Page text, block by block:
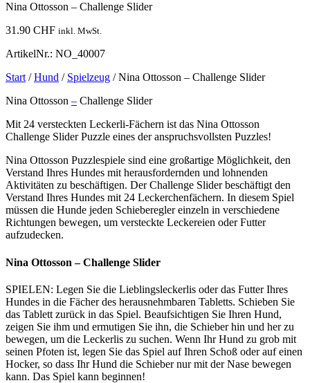
Nina Ottosson – Challenge Slider
31.90 CHF inkl. MwSt.
ArtikelNr.: NO_40007
Start/Hund / Spielzeug / Nina Ottosson – Challenge Slider
Nina Ottosson – Challenge Slider
Mit 24 versteckten Leckerli-Fächern ist das Nina Ottosson
Challenge Slider Puzzle eines der anspruchsvollsten Puzzles!
Nina Ottosson Puzzlespiele sind eine großartige Möglichkeit, den
Verstand Ihres Hundes mit herausfordernden und lohnenden
Aktivitäten zu beschäftigen. Der Challenge Slider beschäftigt den
Verstand Ihres Hundes mit 24 Leckerchenfächern. In diesem Spiel
müssen die Hunde jeden Schieberegler einzeln in verschiedene
Richtungen bewegen, um versteckte Leckereien oder Futter
aufzudecken.
Nina Ottosson – Challenge Slider
SPIELEN: Legen Sie die Lieblingsleckerlis oder das Futter Ihres
Hundes in die Fächer des herausnehmbaren Tabletts. Schieben Sie
das Tablett zurück in das Spiel. Beaufsichtigen Sie Ihren Hund,
zeigen Sie ihm und ermutigen Sie ihn, die Schieber hin und her zu
bewegen, um die Leckerlis zu suchen. Wenn Ihr Hund zu grob mit
seinen Pfoten ist, legen Sie das Spiel auf Ihren Schoß oder auf einen
Hocker, so dass Ihr Hund die Schieber nur mit der Nase bewegen
kann. Das Spiel kann beginnen!